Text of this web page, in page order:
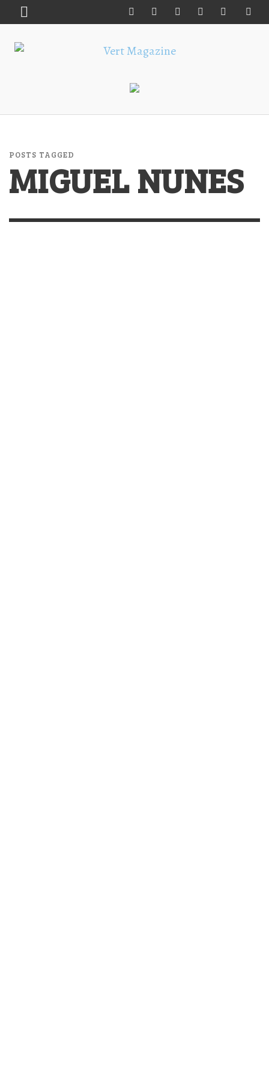
POSTS TAGGED
MIGUEL NUNES